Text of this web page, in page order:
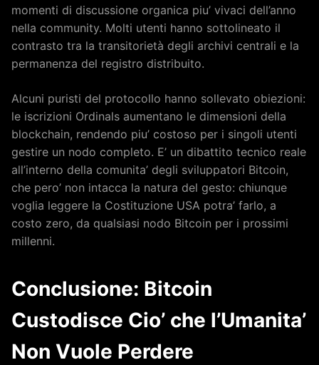
momenti di discussione organica piu’ vivaci dell’anno
nella community. Molti utenti hanno sottolineato il
contrasto tra la transitorietà degli archivi centrali e la
permanenza del registro distribuito.
Alcuni puristi del protocollo hanno sollevato obiezioni:
le iscrizioni Ordinals aumentano le dimensioni della
blockchain, rendendo piu’ costoso per i singoli utenti
gestire un nodo completo. E’ un dibattito tecnico reale
all’interno della comunita’ degli sviluppatori Bitcoin,
che pero’ non intacca la natura del gesto: chiunque
voglia leggere la Costituzione USA potra’ farlo, a
costo zero, da qualsiasi nodo Bitcoin per i prossimi
millenni.
Conclusione: Bitcoin
Custodisce Cio’ che l’Umanita’
Non Vuole Perdere